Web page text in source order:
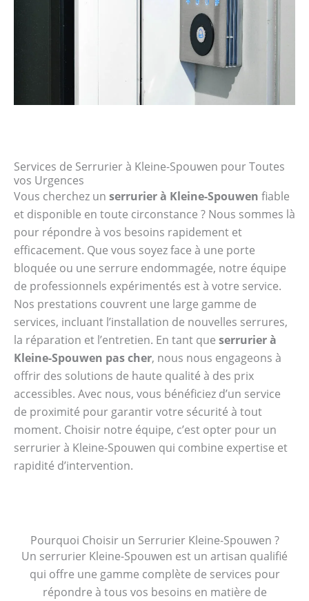
Services de Serrurier à Kleine-Spouwen pour Toutes
vos Urgences
Vous cherchez un serrurier à Kleine-Spouwen fiable
et disponible en toute circonstance ? Nous sommes là
pour répondre à vos besoins rapidement et
efficacement. Que vous soyez face à une porte
bloquée ou une serrure endommagée, notre équipe
de professionnels expérimentés est à votre service.
Nos prestations couvrent une large gamme de
services, incluant l’installation de nouvelles serrures,
la réparation et l’entretien. En tant que serrurier à
Kleine-Spouwen pas cher, nous nous engageons à
offrir des solutions de haute qualité à des prix
accessibles. Avec nous, vous bénéficiez d’un service
de proximité pour garantir votre sécurité à tout
moment. Choisir notre équipe, c’est opter pour un
serrurier à Kleine-Spouwen qui combine expertise et
rapidité d’intervention.
Pourquoi Choisir un Serrurier Kleine-Spouwen ?
Un serrurier Kleine-Spouwen est un artisan qualifié
qui offre une gamme complète de services pour
répondre à tous vos besoins en matière de